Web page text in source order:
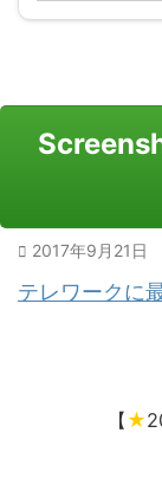
2017年9月21日
テレワークに
【 ★